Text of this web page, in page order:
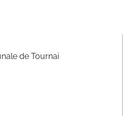
de Tournai